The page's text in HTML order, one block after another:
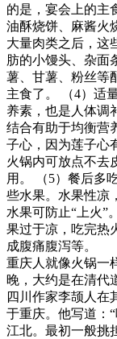
的是，宴会上的主
油酥烧饼、麻酱火
大量肉类之后，这
肪的小馒头、杂面
薯、甘薯、粉丝等
主食了。 （4）适
养素，也是人体调
结合有助于均衡营
子心，因为莲子心
火锅内可放点不去
用。 （5）餐后多
些水果。水果性凉
水果可防止“上火”
果过于凉，吃完热
成腹痛腹泻等。
重庆人就像火锅一
晚，大约是在清代
四川作家李颉人在
于重庆。他写道：
江北。最初一般挑